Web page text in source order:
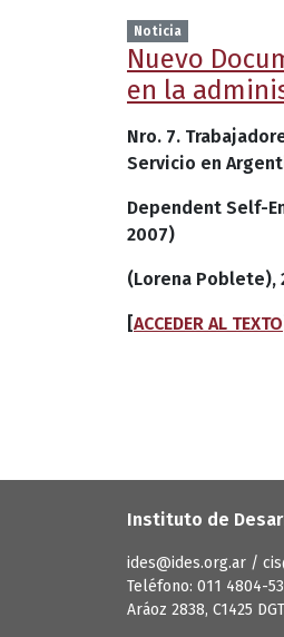
Noticia
Nuevo
en la
Nro. 7.
Servicio en
Dependent Self-
2007)
(Lorena Poblete),
[ACCEDER AL TEXTO
Instituto de
ides@ides.org.ar /
Teléfono: 011 4804-
Aráoz 2838, C1425